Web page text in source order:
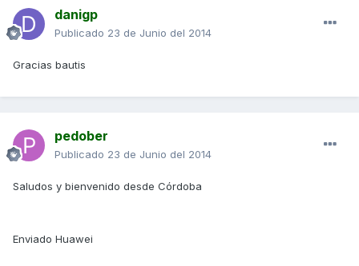
danigp
Publicado 23 de Junio del 2014
Gracias bautis
pedober
Publicado 23 de Junio del 2014
Saludos y bienvenido desde Córdoba
Enviado Huawei